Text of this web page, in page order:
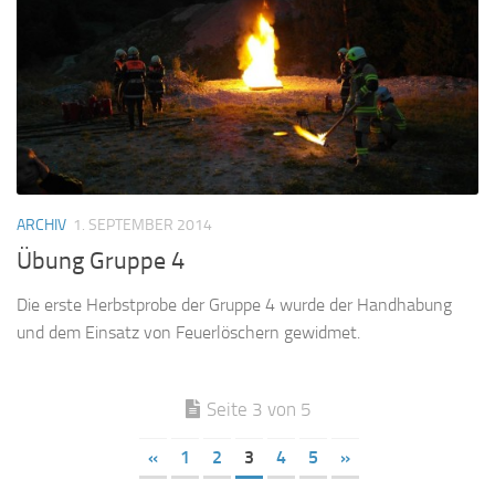
ARCHIV 1. SEPTEMBER 2014
Übung Gruppe 4
Die erste Herbstprobe der Gruppe 4 wurde der Handhabung
und dem Einsatz von Feuerlöschern gewidmet.
Seite 3 von 5
« 1 2 3 4 5 »